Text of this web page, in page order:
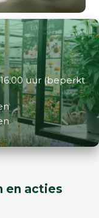
uur (beperkt
en acties